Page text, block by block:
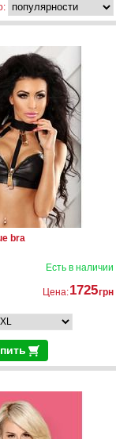
bra
Есть в наличии
Цена:1725грн